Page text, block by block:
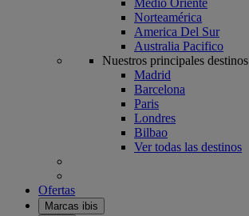
Medio Oriente
Norteamérica
America Del Sur
Australia Pacifico
Nuestros principales destinos
Madrid
Barcelona
Paris
Londres
Bilbao
Ver todas las destinos
Ofertas
Marcas ibis